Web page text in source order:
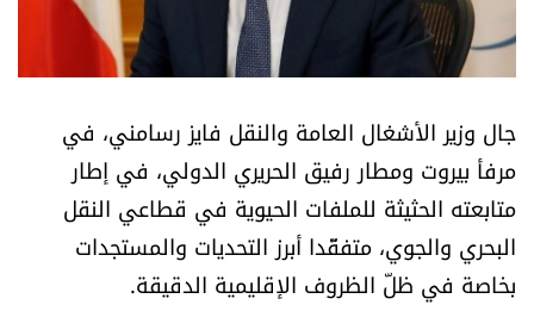
خاص الموقع
كتّابنا
تحت المجهر
آراء
اقتصاد
جال وزير الأشغال العامة والنقل فايز رسامني، في
مرفأ بيروت ومطار رفيق الحريري الدولي، في إطار
متابعته الحثيثة للملفات الحيوية في قطاعي النقل
البحري والجوي، متفقّدا أبرز التحديات والمستجدات
بخاصة في ظلّ الظروف الإقليمية الدقيقة.